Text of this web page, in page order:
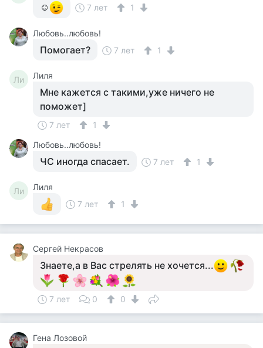
☺ 7 лет 1
Любовь..любовь!
Помогает? 7 лет 1
Ли Лиля
Мне кажется с такими,уже ничего не
поможет]
7 лет
1
Любовь..любовь!
ЧС иногда спасает. 7 лет 1
Ли
Лиля
7 лет
1
Сергей Некрасов
Знаете,а в Вас стрелять не хочется...
7 лет 0 0
Гена Лозовой